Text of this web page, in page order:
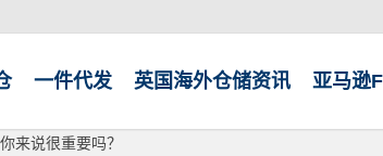
一件代发 英国海外仓储资讯 亚马逊
来说很重要吗？